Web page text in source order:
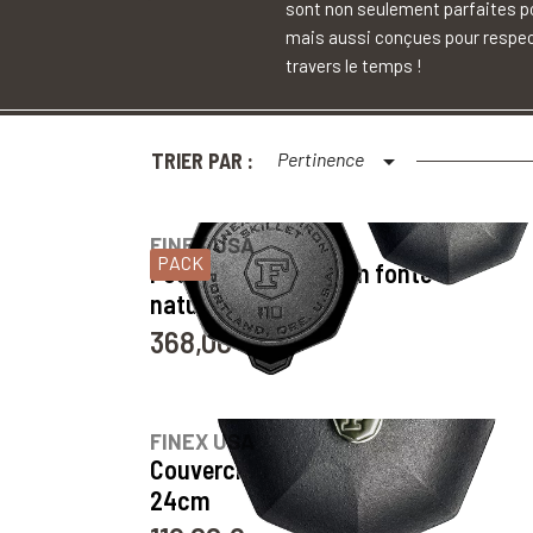
sont non seulement parfaites
mais aussi conçues pour
travers le temps !
TRIER PAR : Pertinence 
PACK
FINEX USA
Poêle et Couvercle en fonte
naturelle - 24cm
Prix
368,00 €
FINEX USA
Couvercle en fonte naturelle -
24cm